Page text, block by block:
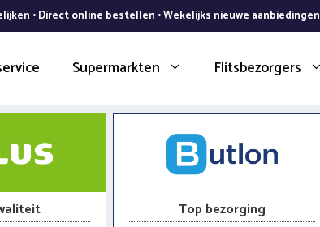
• Direct online bestellen • Wekelijks nieuwe aanbiedingen
Supermarkten Flitsbezorgers
Top bezorging